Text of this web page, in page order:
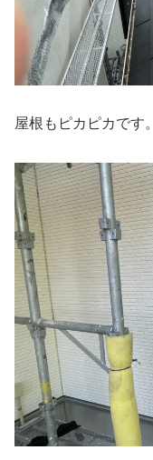
屋根もピカピカです。